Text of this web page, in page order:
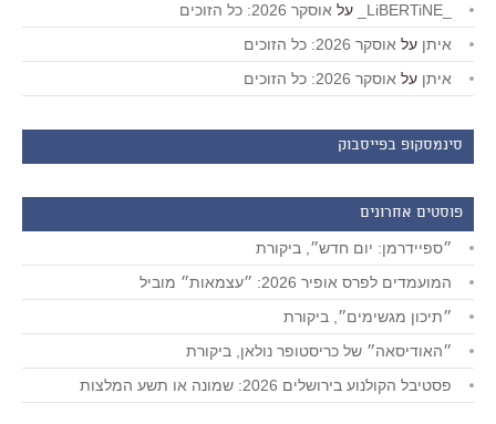
על אוסקר 2026: כל הזוכים
איתן על אוסקר 2026: כל הזוכים
איתן על אוסקר 2026: כל הזוכים
סינמסקופ בפייסבוק
פוסטים אחרונים
״ספיידרמן: יום חדש״, ביקורת
המועמדים לפרס אופיר 2026: ״עצמאות״ מוביל
״תיכון מגשימים״, ביקורת
״האודיסאה״ של כריסטופר נולאן, ביקורת
פסטיבל הקולנוע בירושלים 2026: שמונה או תשע המלצות